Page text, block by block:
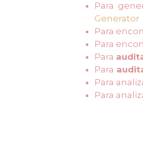
Para
Generator
Para
Para
Para
Para
Para
Para